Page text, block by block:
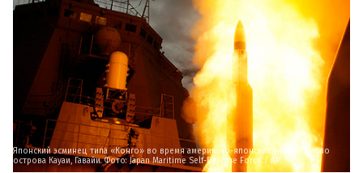
Японский эсминец типа «Конго» во время американо-японских учений около
острова Кауаи, Гавайи. Фото: Japan Maritime Self-Defense Force / AP